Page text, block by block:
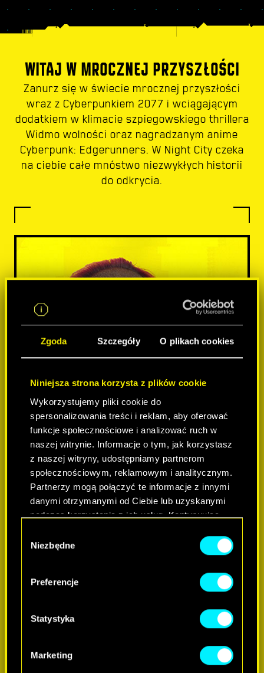
Zgoda Szczegóły O plikach cookies
Niniejsza strona korzysta z plików cookie
Wykorzystujemy pliki cookie do
spersonalizowania treści i reklam, aby oferować
funkcje społecznościowe i analizować ruch w
naszej witrynie. Informacje o tym, jak korzystasz
z naszej witryny, udostępniamy partnerom
społecznościowym, reklamowym i analitycznym.
Partnerzy mogą połączyć te informacje z innymi
danymi otrzymanymi od Ciebie lub uzyskanymi
podczas korzystania z ich usług. Kontynuując
używanie plików cookie.
zgody
Niezbędne
Preferencje
Statystyka
Marketing
WITAJ W MROCZNEJ PRZYSZŁOŚCI
Zanurz się w świecie mrocznej przyszłości
wraz z Cyberpunkiem 2077 i wciągającym
dodatkiem w klimacie szpiegowskiego thrillera
Widmo wolności oraz nagradzanym anime
Cyberpunk: Edgerunners. W Night City czeka
na ciebie całe mnóstwo niezwykłych historii
do odkrycia.